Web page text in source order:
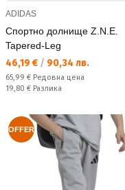
ADIDAS
Спортно долнище Z.N.E.
Tapered-Leg
Текуща цена:
46,19 € / 90,34 лв.
Редовна цена:
65,99 € Редовна цена
Спестявате:
19,80 € Разлика
OFFER